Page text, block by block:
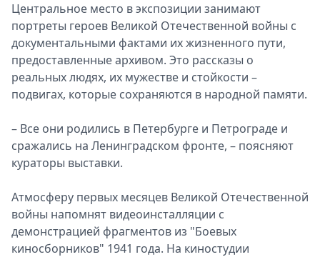
Центральное место в экспозиции занимают
портреты героев Великой Отечественной войны с
документальными фактами их жизненного пути,
предоставленные архивом. Это рассказы о
реальных людях, их мужестве и стойкости –
подвигах, которые сохраняются в народной памяти.
– Все они родились в Петербурге и Петрограде и
сражались на Ленинградском фронте, – поясняют
кураторы выставки.
Атмосферу первых месяцев Великой Отечественной
войны напомнят видеоинсталляции с
демонстрацией фрагментов из "Боевых
киносборников" 1941 года. На киностудии